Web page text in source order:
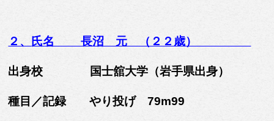
２、 氏名 長沼 元 （２２歳）
出身校 国士舘大学（岩手県出身）
種目／記録 やり投げ 79m99